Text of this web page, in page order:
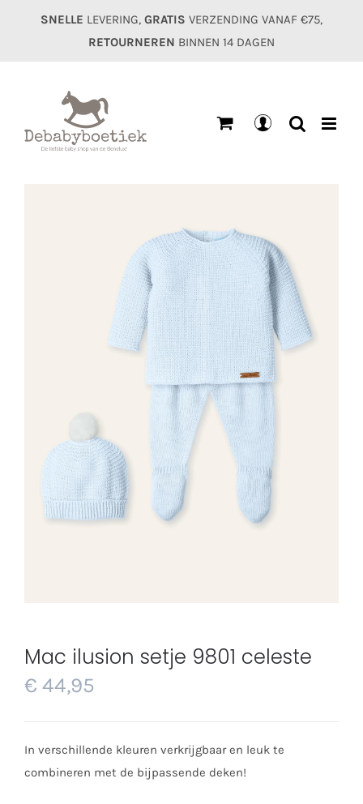
SNELLE LEVERING, GRATIS VERZENDING VANAF €75,
RETOURNEREN BINNEN 14 DAGEN
Mac ilusion setje 9801 celeste
€ 44,95
In verschillende kleuren verkrijgbaar en leuk te
combineren met de bijpassende deken!